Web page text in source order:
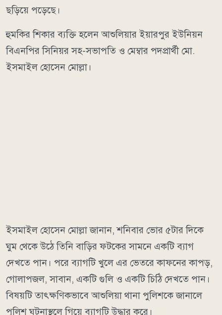
ছড়িয়ে পড়েছে।
হুমকির শিকার ব্যক্তি হলেন আশুলিয়ার ইয়ারপুর ইউনিয়ন
বিএনপির সিনিয়র সহ-সভাপতি ও মেম্বার পদপ্রার্থী মো.
ইসমাইল হোসেন মোল্লা।
ইসমাইল হোসেন মোল্লা জানান, শনিবার ভোর ৫টার দিকে
ঘুম থেকে উঠে তিনি বাড়ির ফটকের সামনে একটি ব্যাগ
দেখতে পান। পরে ব্যাগটি খুলে এর ভেতরে কাফনের কাপড়,
গোলাপজল, সাবান, একটি গুলি ও একটি চিঠি দেখতে পান।
বিষয়টি তাৎক্ষণিকভাবে আশুলিয়া থানা পুলিশকে জানালে
পুলিশ ঘটনাস্থলে গিয়ে ব্যাগটি উদ্ধার করে।